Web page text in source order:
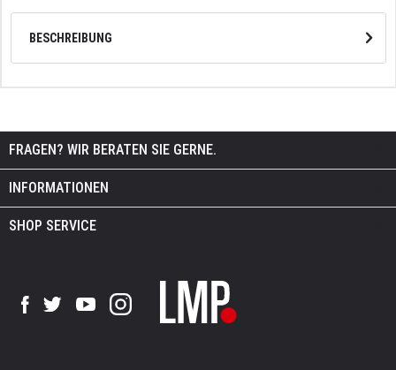
BESCHREIBUNG
FRAGEN? WIR BERATEN SIE GERNE.
INFORMATIONEN
SHOP SERVICE